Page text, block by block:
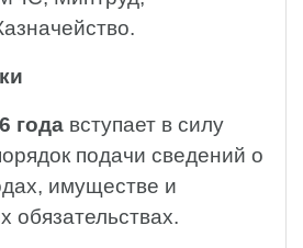
года вступает в силу
подачи сведений о
имуществе и
обязательствах.